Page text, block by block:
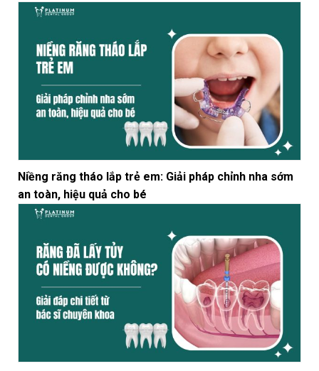
Niềng răng tháo lắp trẻ em: Giải pháp chỉnh nha sớm
an toàn, hiệu quả cho bé